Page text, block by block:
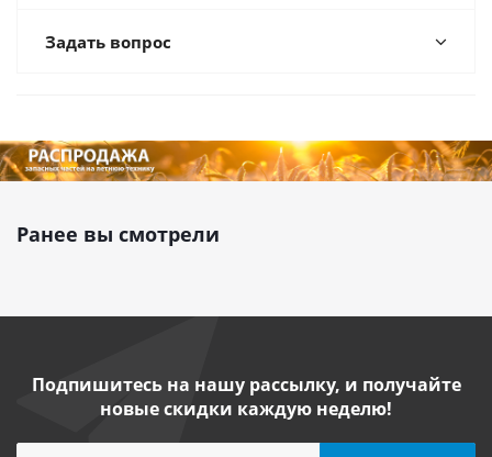
Задать вопрос
Ранее вы смотрели
Подпишитесь на нашу рассылку, и получайте
новые скидки каждую неделю!